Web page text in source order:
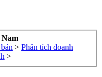
> Phân tích doanh
>